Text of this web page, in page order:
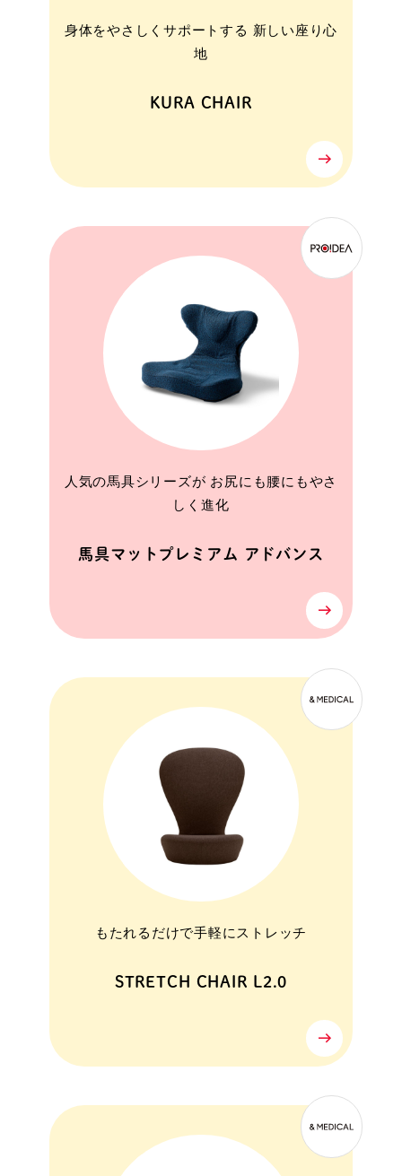
身体をやさしくサポートする 新しい座り心
地
KURA CHAIR
人気の馬具シリーズが お尻にも腰にもやさ
しく進化
馬具マットプレミアム アドバンス
もたれるだけで手軽にストレッチ
STRETCH CHAIR L2.0